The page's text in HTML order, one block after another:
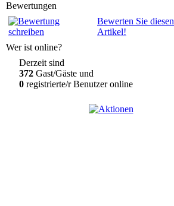
Bewertungen
Bewerten Sie diesen
Artikel!
Wer ist online?
Derzeit sind
372 Gast/Gäste und
0 registrierte/r Benutzer online